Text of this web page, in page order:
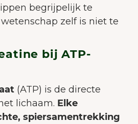
begrijpelijk te
zelf is niet te
bij ATP-
(ATP) is de directe
lichaam. Elke
spiersamentrekking